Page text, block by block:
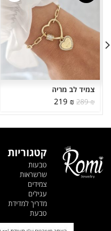
צמיד לב מריה
289₪
המחיר
289 ₪.
219 ₪
219 ₪.
קטגוריות
טבעות
שרשראות
צמידים
עגילים
מדריך למדידת
טבעת